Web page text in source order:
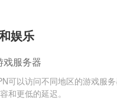
娱乐
戏服务器
可以访问不同地区的游戏服
和更低的延迟。